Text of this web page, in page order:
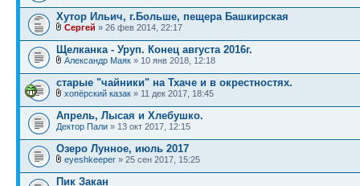
Хутор Ильич, г.Больше, пещера Башкирская
Сергей » 26 фев 2014, 22:17
Щелканка - Уруп. Конец августа 2016г.
Александр Маяк » 10 янв 2018, 12:18
старые "чайники" на Тхаче и в окрестностях.
хопёрский казак » 11 дек 2017, 18:45
Апрель, Лысая и Хлебушко.
Дектор Пали » 13 окт 2017, 12:15
Озеро Лунное, июль 2017
eyeshkeeper » 25 сен 2017, 15:25
Пик Закан